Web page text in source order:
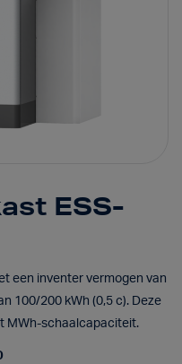
ESS-
een inventer vermogen van
100/200 kWh (0,5 c). Deze
MWh-schaalcapaciteit.